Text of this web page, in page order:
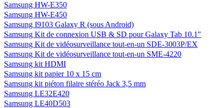
Samsung HW-E350
Samsung HW-E450
Samsung I9103 Galaxy R (sous Android)
Samsung Kit de connexion USB & SD pour Galaxy Tab 10.1"
Samsung Kit de vidéosurveillance tout-en-un SDE-3003P/EX
Samsung Kit de vidéosurveillance tout-en-un SME-4220
Samsung kit HDMI
Samsung kit papier 10 x 15 cm
Samsung kit piéton filaire stéréo Jack 3,5 mm
Samsung LE32E420
Samsung LE40D503